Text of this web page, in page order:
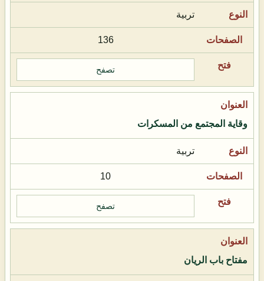
تربية
136
تصفح
وقاية المجتمع من المسكرات
تربية
10
تصفح
مفتاح باب الريان